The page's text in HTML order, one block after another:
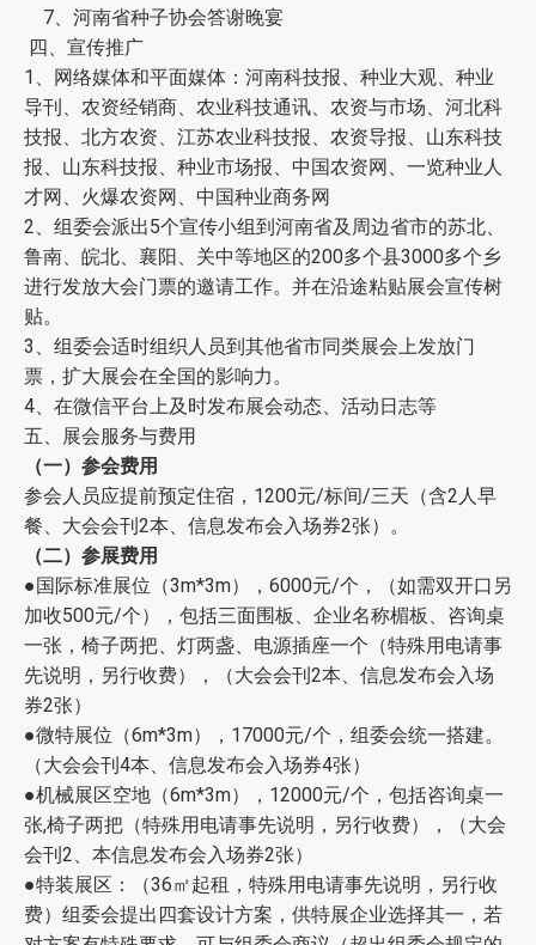
7、河南省种子协会答谢晚宴
四、宣传推广
1、网络媒体和平面媒体：河南科技报、种业大观、种业
导刊、农资经销商、农业科技通讯、农资与市场、河北科
技报、北方农资、江苏农业科技报、农资导报、山东科技
报、山东科技报、种业市场报、中国农资网、一览种业人
才网、火爆农资网、中国种业商务网
2、组委会派出5个宣传小组到河南省及周边省市的苏北、
鲁南、皖北、襄阳、关中等地区的200多个县3000多个乡
进行发放大会门票的邀请工作。并在沿途粘贴展会宣传树
贴。
3、组委会适时组织人员到其他省市同类展会上发放门
票，扩大展会在全国的影响力。
4、在微信平台上及时发布展会动态、活动日志等
五、展会服务与费用
（一）参会费用
参会人员应提前预定住宿，1200元/标间/三天（含2人早
餐、大会会刊2本、信息发布会入场券2张）。
（二）参展费用
●国际标准展位（3m*3m），6000元/个，（如需双开口另
加收500元/个），包括三面围板、企业名称楣板、咨询桌
一张，椅子两把、灯两盏、电源插座一个（特殊用电请事
先说明，另行收费），（大会会刊2本、信息发布会入场
券2张）
●微特展位（6m*3m），17000元/个，组委会统一搭建。
（大会会刊4本、信息发布会入场券4张）
●机械展区空地（6m*3m），12000元/个，包括咨询桌一
张,椅子两把（特殊用电请事先说明，另行收费），（大会
会刊2、本信息发布会入场券2张）
●特装展区：（36㎡起租，特殊用电请事先说明，另行收
费）组委会提出四套设计方案，供特展企业选择其一，若